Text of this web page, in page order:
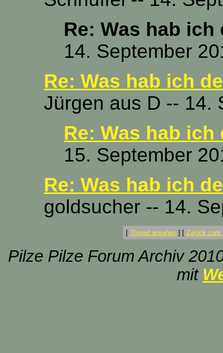
Re: Was hab
14. September
Re: Was hab ich
Jürgen aus D -- 14.
Re: Was hab
15. September
Re: Was hab ich
goldsucher -- 14.
[ Thread ansehen ] [ Zurück zum
Pilze Pilze Forum Archiv
mit